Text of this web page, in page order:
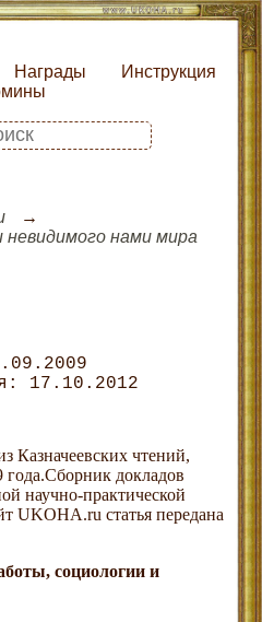
Награды
Инструкция
невидимого нами мира
17.10.2012
Казначеевских чтений,
докладов
научно-практической
UKOHA.ru статья передана
социологии и